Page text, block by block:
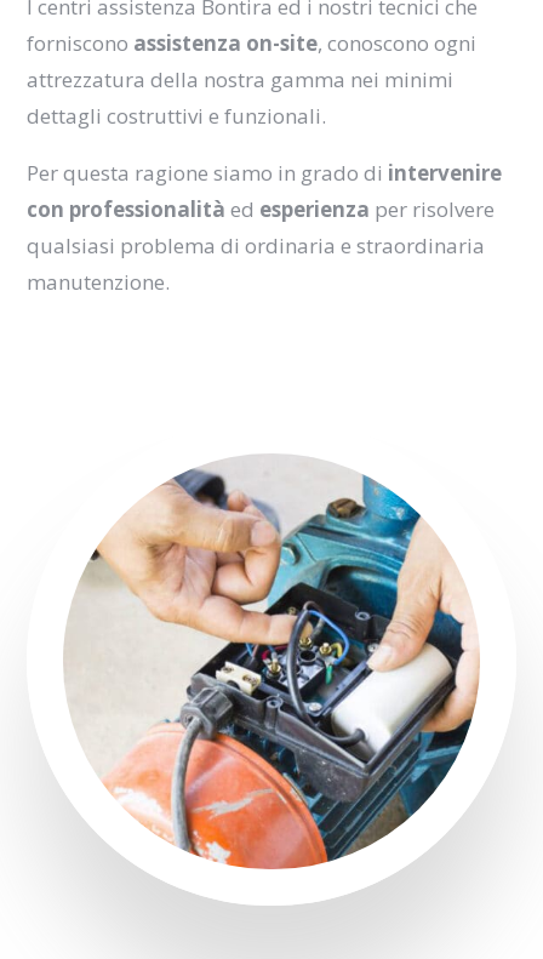
I centri assistenza Bontira ed i nostri tecnici che
forniscono assistenza on-site, conoscono ogni
attrezzatura della nostra gamma nei minimi
dettagli costruttivi e funzionali.
Per questa ragione siamo in grado di intervenire
con professionalità ed esperienza per risolvere
qualsiasi problema di ordinaria e straordinaria
manutenzione.